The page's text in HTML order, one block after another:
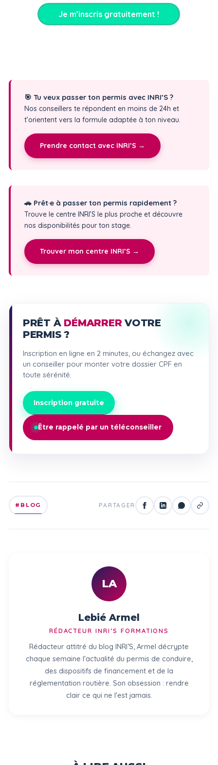
Je m’inscris gratuitement !
🎯 Tu veux passer ton permis avec INRI’S ?
Nos conseillers te répondent en moins de 24h et
t’orientent vers la formule adaptée à ton niveau.
Prendre contact avec INRI’S →
🚗 Prêt·e à passer ton permis rapidement ?
Trouve le centre INRI’S le plus proche et découvre
nos disponibilités pour ton stage.
Trouver mon centre INRI’S →
PRÊT À DÉMARRER VOTRE
PERMIS ?
Inscription en ligne en 2 minutes, ou échangez avec
un conseiller pour monter votre dossier CPF en
toute sérénité.
Inscription gratuite
Être rappelé par un téléconseiller
#BLOG PARTAGER
LA
Lebié Armel
RÉDACTEUR INRI’S FORMATIONS
Rédacteur attitré du blog INRI’S, Armel décrypte
chaque semaine l'actualité du permis de conduire,
des dispositifs de financement et de la
réglementation routière. Son obsession : rendre
clair ce qui ne l'est jamais.